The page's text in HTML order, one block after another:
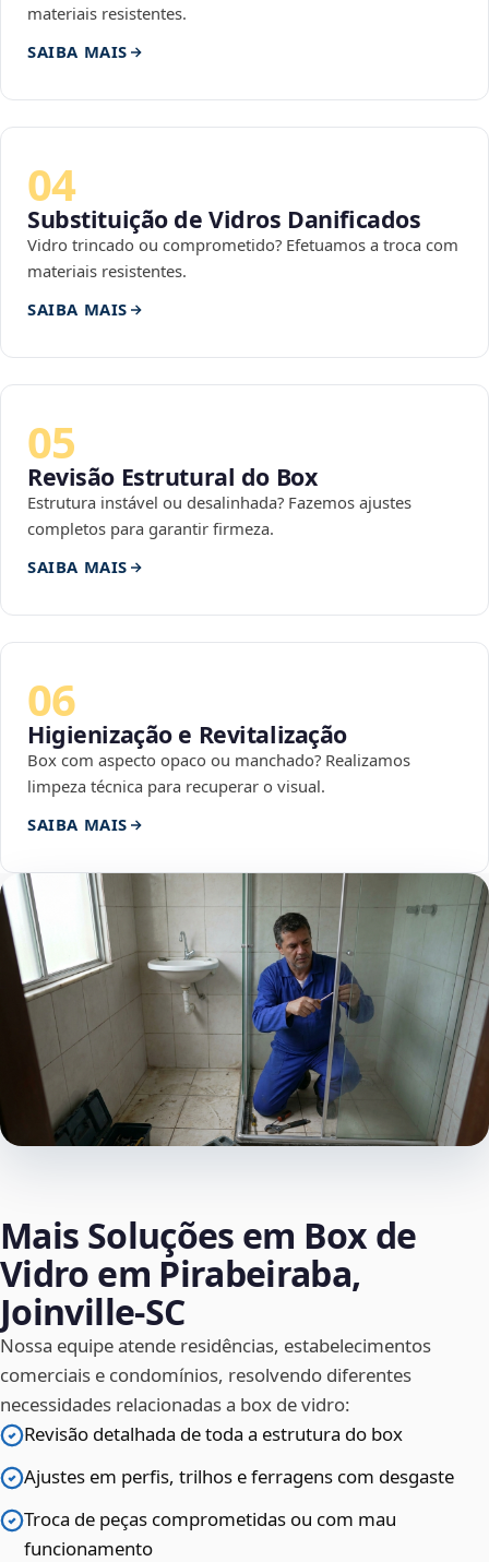
materiais resistentes.
SAIBA MAIS
04
Substituição de Vidros Danificados
Vidro trincado ou comprometido? Efetuamos a troca com
materiais resistentes.
SAIBA MAIS
05
Revisão Estrutural do Box
Estrutura instável ou desalinhada? Fazemos ajustes
completos para garantir firmeza.
SAIBA MAIS
06
Higienização e Revitalização
Box com aspecto opaco ou manchado? Realizamos
limpeza técnica para recuperar o visual.
SAIBA MAIS
Mais Soluções em Box de
Vidro em Pirabeiraba,
Joinville‑SC
Nossa equipe atende residências, estabelecimentos
comerciais e condomínios, resolvendo diferentes
necessidades relacionadas a box de vidro:
Revisão detalhada de toda a estrutura do box
Ajustes em perfis, trilhos e ferragens com desgaste
Troca de peças comprometidas ou com mau
funcionamento